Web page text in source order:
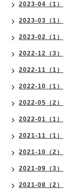
2023-04（1）
2023-03（1）
2023-02（1）
2022-12（3）
2022-11（1）
2022-10（1）
2022-05（2）
2022-01（1）
2021-11（1）
2021-10（2）
2021-09（3）
2021-08（2）